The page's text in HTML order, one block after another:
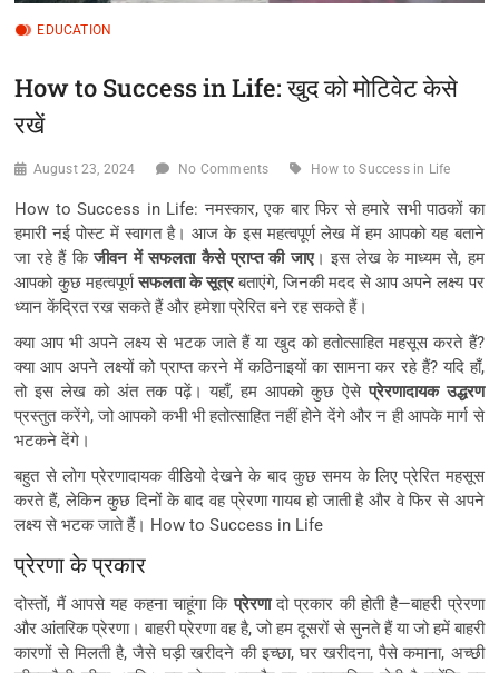
EDUCATION
How to Success in Life: खुद को मोटिवेट केसे
रखें
August 23, 2024 No Comments How to Success in Life
How to Success in Life: नमस्कार, एक बार फिर से हमारे सभी पाठकों का
हमारी नई पोस्ट में स्वागत है। आज के इस महत्वपूर्ण लेख में हम आपको यह बताने
जा रहे हैं किजीवन में सफलता कैसे प्राप्त की जाए। इस लेख के माध्यम से, हम
आपको कुछ महत्वपूर्णसफलता के सूत्रबताएंगे, जिनकी मदद से आप अपने लक्ष्य पर
ध्यान केंद्रित रख सकते हैं और हमेशा प्रेरित बने रह सकते हैं।
क्या आप भी अपने लक्ष्य से भटक जाते हैं या खुद को हतोत्साहित महसूस करते हैं?
क्या आप अपने लक्ष्यों को प्राप्त करने में कठिनाइयों का सामना कर रहे हैं? यदि हाँ,
तो इस लेख को अंत तक पढ़ें। यहाँ, हम आपको कुछ ऐसेप्रेरणादायक उद्धरण
प्रस्तुत करेंगे, जो आपको कभी भी हतोत्साहित नहीं होने देंगे और न ही आपके मार्ग से
भटकने देंगे।
बहुत से लोग प्रेरणादायक वीडियो देखने के बाद कुछ समय के लिए प्रेरित महसूस
करते हैं, लेकिन कुछ दिनों के बाद वह प्रेरणा गायब हो जाती है और वे फिर से अपने
लक्ष्य से भटक जाते हैं। How to Success in Life
प्रेरणा के प्रकार
दोस्तों, मैं आपसे यह कहना चाहूंगा किप्रेरणादो प्रकार की होती है—बाहरी प्रेरणा
और आंतरिक प्रेरणा। बाहरी प्रेरणा वह है, जो हम दूसरों से सुनते हैं या जो हमें बाहरी
कारणों से मिलती है, जैसे घड़ी खरीदने की इच्छा, घर खरीदना, पैसे कमाना, अच्छी